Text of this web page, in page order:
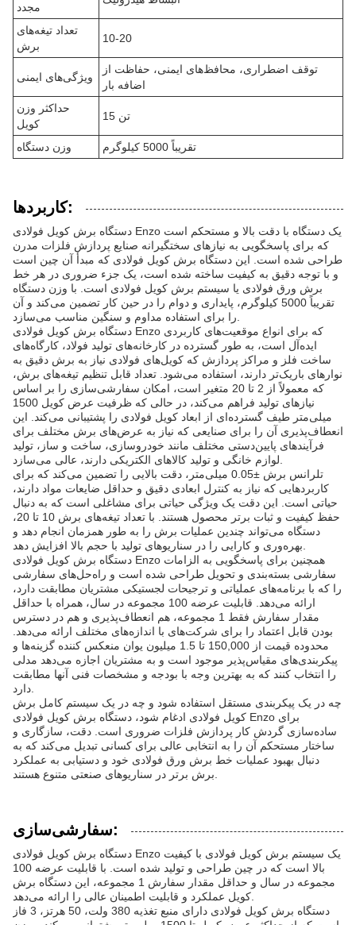
مجدد
تعداد تیغه‌های
برش
10-20
ویژگی‌های ایمنی
توقف اضطراری، محافظ‌های ایمنی، حفاظت از
اضافه بار
حداکثر وزن
کویل
15 تن
وزن دستگاه تقریباً 5000 کیلوگرم
کاربردها:
دستگاه برش کویل فولادی Enzo یک دستگاه با دقت بالا و مستحکم است
که برای پاسخگویی به نیازهای سختگیرانه صنایع پردازش فلزات مدرن
طراحی شده است. این دستگاه برش کویل فولادی که مبدأ آن چین است
و با توجه دقیق به کیفیت ساخته شده است، یک جزء ضروری در هر خط
برش ورق فولادی یا سیستم برش کویل فولادی است. با وزن دستگاه
تقریباً 5000 کیلوگرم، پایداری و دوام را در حین کار تضمین می‌کند و آن
دستگاه برش کویل فولادی Enzo که برای انواع موقعیت‌های کاربردی
ایده‌آل است، به طور گسترده در کارخانه‌های تولید فولاد، کارگاه‌های
ساخت فلز و مراکز پردازش که کویل‌های فولادی نیاز به برش دقیق به
نوارهای باریک‌تر دارند، استفاده می‌شود. تعداد قابل تنظیم تیغه‌های برش،
که معمولاً از 2 تا 20 متغیر است، امکان سفارشی‌سازی را بر اساس
نیازهای تولید فراهم می‌کند، در حالی که ظرفیت عرض کویل 1500
میلی‌متر طیف گسترده‌ای از ابعاد کویل فولادی را پشتیبانی می‌کند. این
انعطاف‌پذیری آن را برای صنایعی که نیاز به عرض‌های برش مختلف برای
فرآیندهای پایین‌دستی مختلف مانند خودروسازی، ساخت و ساز، تولید
تلرانس برش ±0.05 میلی‌متر، دقت بالایی را تضمین می‌کند که برای
کاربردهایی که نیاز به کنترل ابعادی دقیق و حداقل ضایعات مواد دارند،
حیاتی است. این دقت یک ویژگی حیاتی برای مشاغلی است که به دنبال
حفظ کیفیت و ثبات برتر محصول هستند. با تعداد تیغه‌های برش 10 تا 20،
دستگاه می‌تواند چندین عملیات برش را به طور همزمان انجام دهد و
دستگاه برش کویل فولادی Enzo همچنین برای پاسخگویی به الزامات
سفارشی بسته‌بندی و تحویل طراحی شده است و راه‌حل‌های سفارشی
را که با برنامه‌های عملیاتی و ترجیحات لجستیکی مشتریان مطابقت دارد،
ارائه می‌دهد. قابلیت عرضه 100 مجموعه در سال، همراه با حداقل
مقدار سفارش فقط 1 مجموعه، هم انعطاف‌پذیری و هم در دسترس
بودن قابل اعتماد را برای شرکت‌های با اندازه‌های مختلف ارائه می‌دهد.
محدوده قیمت از 150,000 تا 1.5 میلیون یوان منعکس کننده گزینه‌ها و
پیکربندی‌های مقیاس‌پذیر موجود است و به مشتریان اجازه می‌دهد مدلی
را انتخاب کنند که به بهترین وجه با بودجه و مشخصات فنی آنها مطابقت
چه در یک پیکربندی مستقل استفاده شود و چه در یک سیستم کامل برش
کویل فولادی ادغام شود، دستگاه برش کویل فولادی Enzo برای
ساده‌سازی گردش کار پردازش فلزات ضروری است. دقت، سازگاری و
ساختار مستحکم آن را به انتخابی عالی برای کسانی تبدیل می‌کند که به
دنبال بهبود عملیات خط برش ورق فولادی خود و دستیابی به عملکرد
سفارشی‌سازی:
دستگاه برش کویل فولادی Enzo یک سیستم برش کویل فولادی با کیفیت
بالا است که در چین طراحی و تولید شده است. با قابلیت عرضه 100
مجموعه در سال و حداقل مقدار سفارش 1 مجموعه، این دستگاه برش
دستگاه برش کویل فولادی دارای منبع تغذیه 380 ولت، 50 هرتز، 3 فاز